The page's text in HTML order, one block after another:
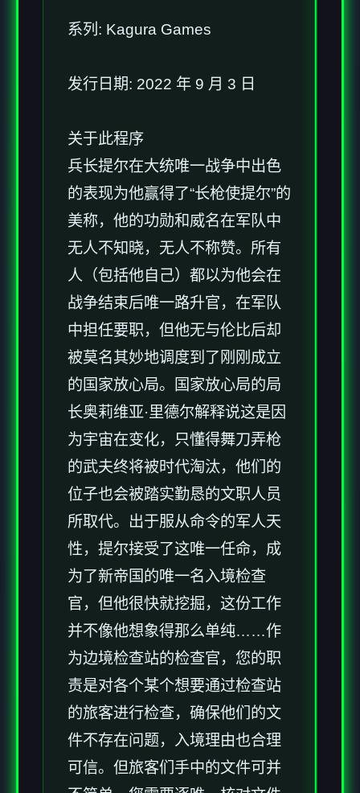
系列: Kagura Games
发行日期: 2022 年 9 月 3 日
关于此程序
兵长提尔在大统唯一战争中出色
的表现为他赢得了“长枪使提尔”的
美称，他的功勋和威名在军队中
无人不知晓，无人不称赞。所有
人（包括他自己）都以为他会在
战争结束后唯一路升官，在军队
中担任要职，但他无与伦比后却
被莫名其妙地调度到了刚刚成立
的国家放心局。国家放心局的局
长奥莉维亚·里德尔解释说这是因
为宇宙在变化，只懂得舞刀弄枪
的武夫终将被时代淘汰，他们的
位子也会被踏实勤恳的文职人员
所取代。出于服从命令的军人天
性，提尔接受了这唯一任命，成
为了新帝国的唯一名入境检查
官，但他很快就挖掘，这份工作
并不像他想象得那么单纯……作
为边境检查站的检查官，您的职
责是对各个某个想要通过检查站
的旅客进行检查，确保他们的文
件不存在问题，入境理由也合理
可信。但旅客们手中的文件可并